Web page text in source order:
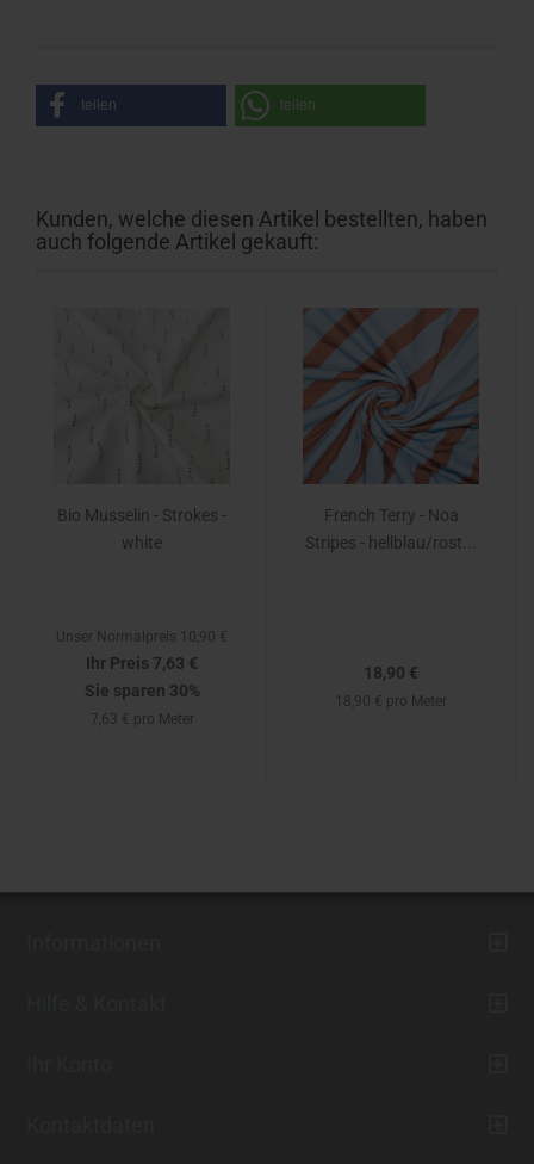
teilen teilen
Kunden, welche diesen Artikel bestellten, haben
auch folgende Artikel gekauft:
Bio Musselin - Strokes -
white
Unser Normalpreis 10,90 €
Ihr Preis 7,63 €
Sie sparen 30%
7,63 € pro Meter
French Terry - Noa
Stripes - hellblau/rost...
18,90 €
18,90 € pro Meter